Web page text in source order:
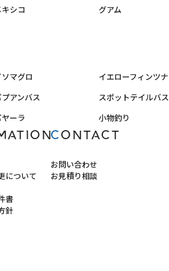
キシコ グアム
ソマグロ イエローフィンツナ
アンバス スポットテイルバス
ヤーラ 小物釣り
について
書
針
CONTACT
お問い合わせ
お見積り相談